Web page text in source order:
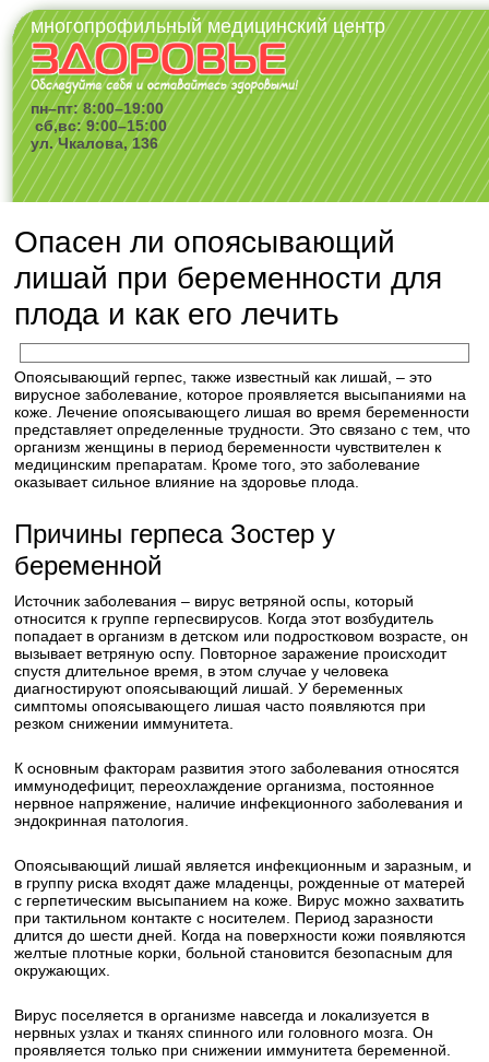
многопрофильный медицинский центр
пн–пт: 8:00–19:00
сб,вс: 9:00–15:00
ул. Чкалова, 136
Опасен ли опоясывающий
лишай при беременности для
плода и как его лечить
Опоясывающий герпес, также известный как лишай, – это
вирусное заболевание, которое проявляется высыпаниями на
коже. Лечение опоясывающего лишая во время беременности
представляет определенные трудности. Это связано с тем, что
организм женщины в период беременности чувствителен к
медицинским препаратам. Кроме того, это заболевание
оказывает сильное влияние на здоровье плода.
Причины герпеса Зостер у
беременной
Источник заболевания – вирус ветряной оспы, который
относится к группе герпесвирусов. Когда этот возбудитель
попадает в организм в детском или подростковом возрасте, он
вызывает ветряную оспу. Повторное заражение происходит
спустя длительное время, в этом случае у человека
диагностируют опоясывающий лишай. У беременных
симптомы опоясывающего лишая часто появляются при
резком снижении иммунитета.
К основным факторам развития этого заболевания относятся
иммунодефицит, переохлаждение организма, постоянное
нервное напряжение, наличие инфекционного заболевания и
эндокринная патология.
Опоясывающий лишай является инфекционным и заразным, и
в группу риска входят даже младенцы, рожденные от матерей
с герпетическим высыпанием на коже. Вирус можно захватить
при тактильном контакте с носителем. Период заразности
длится до шести дней. Когда на поверхности кожи появляются
желтые плотные корки, больной становится безопасным для
окружающих.
Вирус поселяется в организме навсегда и локализуется в
нервных узлах и тканях спинного или головного мозга. Он
проявляется только при снижении иммунитета беременной.